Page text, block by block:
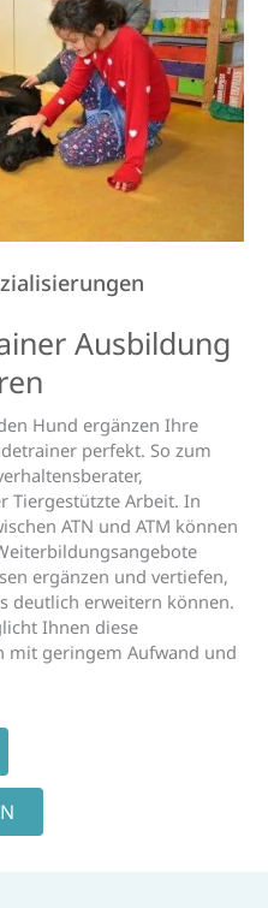
Aus­bildung
Hund ergänzen Ihre
perfekt. So zum
Tiergestützte Arbeit. In
ATN und ATM können
ergänzen und vertiefen,
deutlich erweitern können.
Ihnen diese
mit geringem Aufwand und